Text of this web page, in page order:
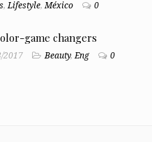
,Lifestyle,México 0
game changers
2017 Beauty,Eng 0